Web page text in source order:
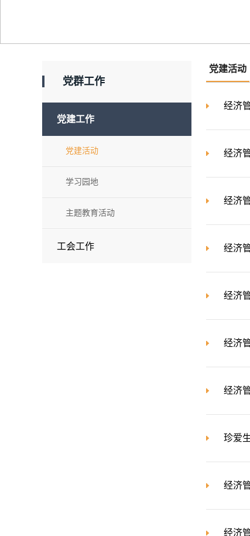
党群工作
党建工作
党建活动
学习园地
主题教育活动
工会工作
党建活动
经济
经济
经济
经济
经济
经济
经济
珍爱
经济
经济